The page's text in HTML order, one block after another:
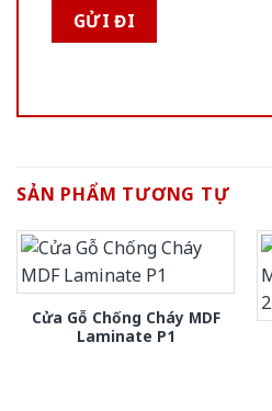
SẢN PHẨM TƯƠNG TỰ
Cửa Gỗ Chống Cháy MDF
Laminate P1